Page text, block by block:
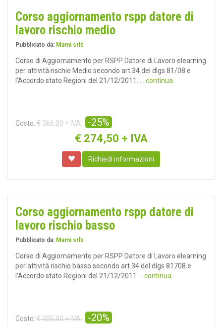
Corso aggiornamento rspp datore di
lavoro rischio medio
Pubblicato da: Mami srls
Corso di Aggiornamento per RSPP Datore di Lavoro elearning
per attività rischio Medio secondo art.34 del dlgs 81/08 e
l'Accordo stato Regioni del 21/12/2011.
... continua
Costo: € 366,00 + IVA -25%
€ 274,50 + IVA
Richiedi informazioni
Corso aggiornamento rspp datore di
lavoro rischio basso
Pubblicato da: Mami srls
Corso di Aggiornamento per RSPP Datore di Lavoro elearning
per attività rischio basso secondo art.34 del dlgs 81708 e
l'Accordo stato Regioni del 21/12/2011
... continua
Costo: € 305,00 + IVA -20%